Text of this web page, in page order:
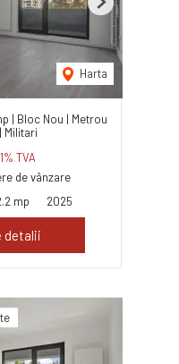
Harta
Next
| Bloc Nou | Metrou
Militari
TVA
de vânzare
mp 2025
detalii